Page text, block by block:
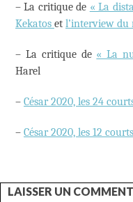
– La critique de « La
Kekatos et l’interview du
– La critique de « La
Harel
– César 2020, les 24
– César 2020, les 12
LAISSER UN